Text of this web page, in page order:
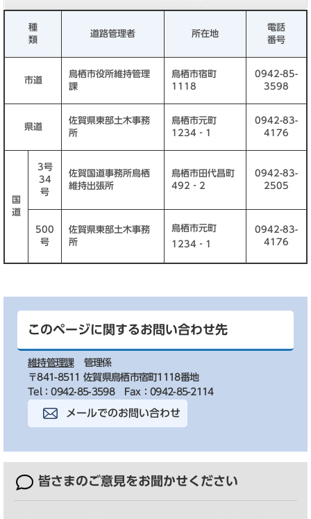
種
類
道路管理者 所在地
電話
番号
市道
鳥栖市役所維持管理
課
鳥栖市宿町
1118
0942-85-
3598
県道
佐賀県東部土木事務
所
鳥栖市元町
1234‐1
0942-83-
4176
国
道
3号
34
号
佐賀国道事務所鳥栖
維持出張所
鳥栖市田代昌町
492‐2
0942-83-
2505
500
号
佐賀県東部土木事務
所
鳥栖市元町
1234‐1
0942-83-
4176
このページに関するお問い合わせ先
維持管理課
管理係
〒841-8511 佐賀県鳥栖市宿町1118番地
Tel：0942-85-3598
Fax：0942-85-2114
メールでのお問い合わせ
皆さまのご意見をお聞かせください